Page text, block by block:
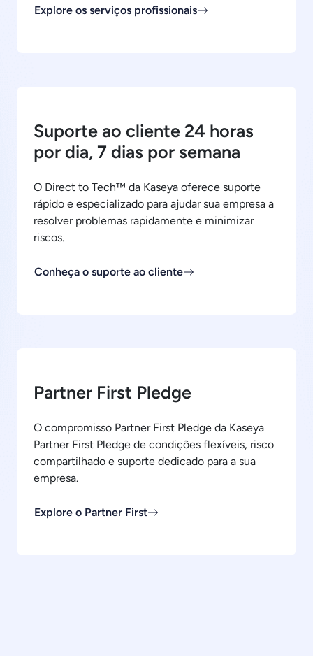
Explore os serviços profissionais
Suporte ao cliente 24 horas
por dia, 7 dias por semana
O Direct to Tech™ da Kaseya oferece suporte
rápido e especializado para ajudar sua empresa a
resolver problemas rapidamente e minimizar
riscos.
Conheça o suporte ao cliente
Partner First Pledge
O compromisso Partner First Pledge da Kaseya
Partner First Pledge de condições flexíveis, risco
compartilhado e suporte dedicado para a sua
empresa.
Explore o Partner First